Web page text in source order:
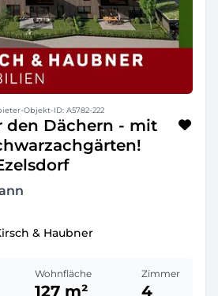
Objekt-ID: A5782-222
den Dächern - mit
& Haubner
Wohnfläche
127 m²
Zimmer
4